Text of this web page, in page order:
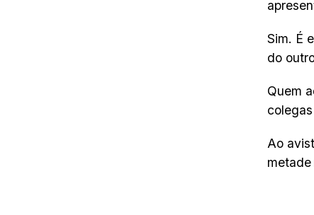
Sim. É
do
Quem
Ao